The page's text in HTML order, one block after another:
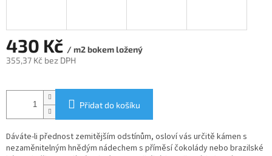
430 Kč / m2 bokem ložený
355,37 Kč bez DPH
cena:
Přidat do košíku
Dáváte-li přednost zemitějším odstínům, osloví vás určitě kámen s
nezaměnitelným hnědým nádechem s příměsí čokolády nebo brazilské